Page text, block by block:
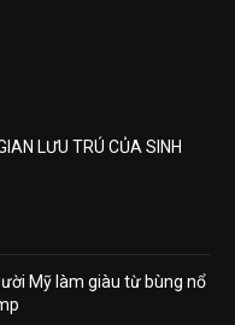
LƯU TRÚ CỦA SINH
Mỹ làm giàu từ bùng nổ